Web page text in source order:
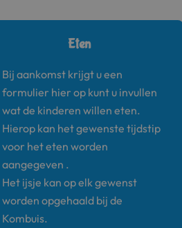
Eten
Bij aankomst krijgt u een
formulier hier op kunt u invullen
wat de kinderen willen eten.
Hierop kan het gewenste tijdstip
voor het eten worden
aangegeven .
Het ijsje kan op elk gewenst
worden opgehaald bij de
Kombuis.